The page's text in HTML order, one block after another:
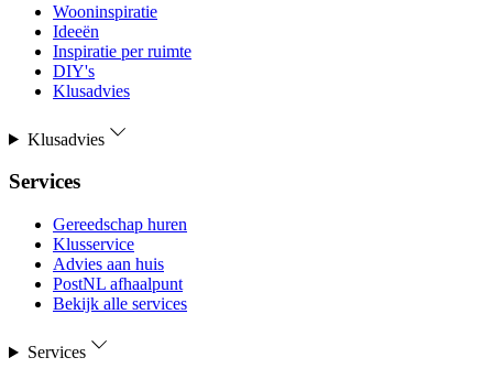
Wooninspiratie
Ideeën
Inspiratie per ruimte
DIY's
Klusadvies
Klusadvies
Services
Gereedschap huren
Klusservice
Advies aan huis
PostNL afhaalpunt
Bekijk alle services
Services